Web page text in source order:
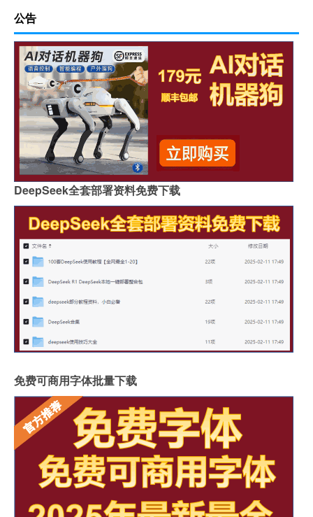
公告
DeepSeek全套部署资料免费下载
免费可商用字体批量下载